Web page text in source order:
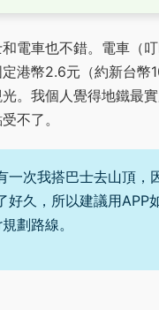
電車也不錯。電車（
港幣2.6元（約新台幣
。我個人覺得地鐵最
不了。
一次我搭巴士去山頂，
好久，所以建議用APP
劃路線。